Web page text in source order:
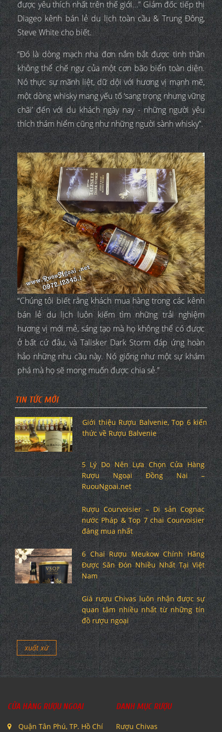
được yêu thích nhất trên thế giới...” Giám đốc tiếp thị
Diageo kênh bán lẻ du lịch toàn cầu & Trung Đông,
Steve White cho biết.
“Đó là dòng mạch nha đơn nắm bắt được tinh thần
không thể chế ngự của một cơn bão biển toàn diện.
Nó thực sự mãnh liệt, dữ dội với hương vị mạnh mẽ,
một dòng whisky mang yếu tố ‘sang trọng nhưng vững
chãi’ đến với du khách ngày nay - những người yêu
thích thám hiểm cũng như những người sành whisky”.
“Chúng tôi biết rằng khách mua hàng trong các kênh
bán lẻ du lịch luôn kiếm tìm những trải nghiệm
hương vị mới mẻ, sáng tạo mà họ không thể có được
ở bất cứ đâu, và Talisker Dark Storm đáp ứng hoàn
hảo những nhu cầu này. Nó giống như một sự khám
phá mà họ sẽ mong muốn được chia sẻ.”
TIN TỨC MỚI
Giới thiệu Rượu Balvenie, Top 6 kiến
thức về Rượu Balvenie
5 Lý Do Nên Lựa Chọn Cửa Hàng
Rượu Ngoại Đồng Nai –
RuouNgoai.net
Rượu Courvoisier – Di sản Cognac
nước Pháp & Top 7 chai Courvoisier
đáng mua nhất
6 Chai Rượu Meukow Chính Hãng
Được Săn Đón Nhiều Nhất Tại Việt
Nam
Giá rượu Chivas luôn nhận được sự
quan tâm nhiều nhất từ những tín
đồ rượu ngoại
xuất xứ
CỬA HÀNG RƯỢU NGOẠI
Quận Tân Phú, TP. Hồ Chí
DANH MỤC RƯỢU
Rượu Chivas